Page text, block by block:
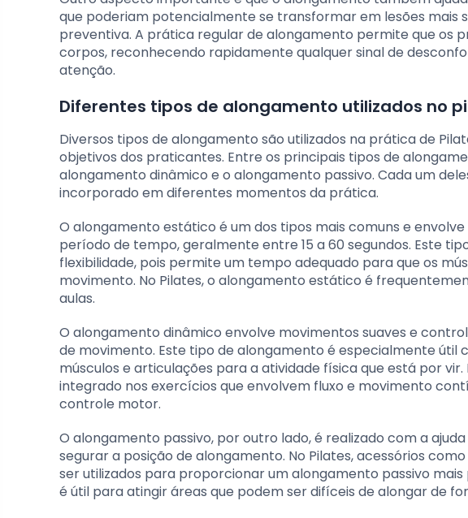
que poderiam potencialmente se transformar em lesões mais
preventiva. A prática regular de alongamento permite que os
corpos, reconhecendo rapidamente qualquer sinal de
atenção.
Diferentes tipos de alongamento utilizados no
Diversos tipos de alongamento são utilizados na prática de
objetivos dos praticantes. Entre os principais tipos de
alongamento dinâmico e o alongamento passivo. Cada um
incorporado em diferentes momentos da prática.
O alongamento estático é um dos tipos mais comuns e
período de tempo, geralmente entre 15 a 60 segundos. Este
flexibilidade, pois permite um tempo adequado para que os
movimento. No Pilates, o alongamento estático é
aulas.
O alongamento dinâmico envolve movimentos suaves e
de movimento. Este tipo de alongamento é especialmente
músculos e articulações para a atividade física que está por
integrado nos exercícios que envolvem fluxo e movimento
controle motor.
O alongamento passivo, por outro lado, é realizado com a
segurar a posição de alongamento. No Pilates, acessórios
ser utilizados para proporcionar um alongamento passivo
é útil para atingir áreas que podem ser difíceis de alongar de